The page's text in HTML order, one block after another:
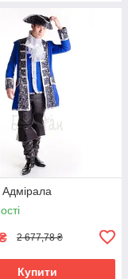
2 677,78 ₴
Купити